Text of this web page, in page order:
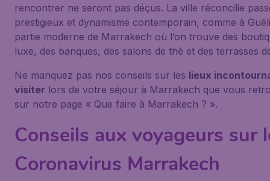
rencontrer ne seront pas déçus. La ville réconcilie
prestigieux et dynamisme contemporain, comme à
partie moderne de Marrakech où l’on trouve des
luxe, des banques, des salons de thé et des terrasses
Ne manquez pas nos conseils sur les lieux
visiter lors de votre séjour à Marrakech que vous
sur notre page « Que faire à Marrakech ? ».
Conseils aux voyageurs sur
Coronavirus Marrakech